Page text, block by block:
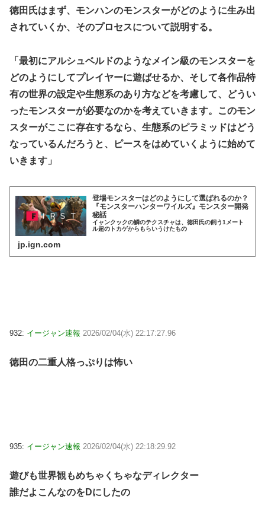
徳田氏はまず、モンハンのモンスターがどのように生み出
されていくか、そのプロセスについて説明する。
「最初にアルシュベルドのようなメイン級のモンスターを
どのようにしてプレイヤーに遊ばせるか、そして各作品特
有の世界の設定や生態系のあり方などを考慮して、どうい
ったモンスターが必要なのかを考えていきます。このモン
スターがここに存在するなら、生態系のピラミッドはどう
なっているんだろうと、ピースをはめていくように始めて
いきます」
登場モンスターはどのようにして選ばれるのか？
『モンスターハンターワイルズ』モンスター開発
秘話
イャンクックの鱗のテクスチャは、徳田氏の飼う1メート
ル超のトカゲからもらいうけたもの
jp.ign.com
932: イージャン速報 2026/02/04(水) 22:17:27.96
徳田の二重人格っぷりは怖い
935: イージャン速報 2026/02/04(水) 22:18:29.92
遊びも世界観もめちゃくちゃなディレクター
誰だよこんなのをDにしたの